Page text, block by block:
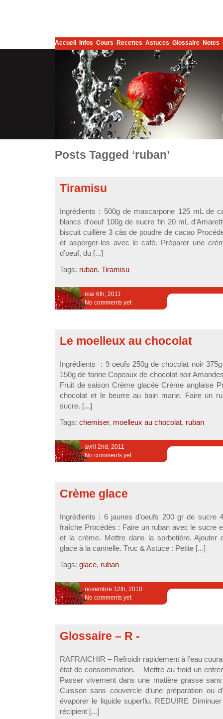
Accueil Infos Cours Recettes Astuces Glossaire Notes
Posts Tagged ‘ruban’
Tiramisu
Ingrédients : 500g de mascarpone 125 mL de
blancs d’oeuf 100g de sucre fin 20 mL
biscuit cuillère 3 càs de poudre de cacao
et asperger-les avec le café. Préparer une
d’oeuf, du [...]
Tags: ruban, Tiramisu
mai 6th, 2011
No comments yet
Le moelleux au chocolat
Ingrédients : 9 oeufs 250g de chocolat noir
150g de farine Copeaux de chocolat noir
Fruit de saison Crème glacée Crème anglaise
chocolat et le beurre au bain marie. Faire un
sucre. [...]
Tags: chemiser, moelleux au chocolat, ruban
avril 2nd, 2011
No comments yet
Crème glace
Ingrédients : 6 jaunes d’oeufs 200 gr de
fraîche Procédés : Faire un ruban avec le sucre
et la crème. Mettre dans la sorbetière. Ajouter
glace à la cannelle. Truc & Astuce : Petite [...]
Tags: glace, ruban
novembre 12th, 2010
No comments yet
Glossaire – R -
RAFRAICHIR – Refroidir rapidement à l’eau
état de consommation. – Mettre au froid un
Passer vivement dans une matière grasse
Cuisson sans couvercle d’une préparation ou
évaporer le liquide superflu. REDUIRE
récipient [...]